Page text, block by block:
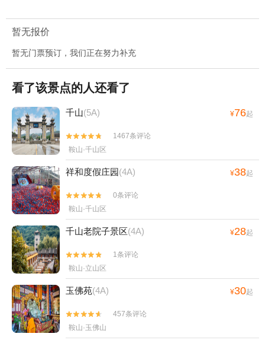
暂无报价
暂无门票预订，我们正在努力补充
看了该景点的人还看了
千山(5A) ¥76起


1467条评论
鞍山·千山区
祥和度假庄园(4A) ¥38起


0条评论
鞍山·千山区
千山老院子景区(4A) ¥28起


1条评论
鞍山·立山区
玉佛苑(4A) ¥30起


457条评论
鞍山·玉佛山